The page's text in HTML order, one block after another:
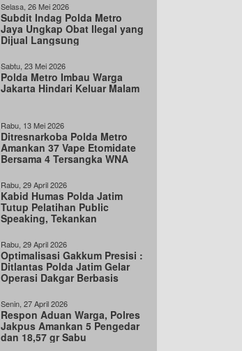
Selasa, 26 Mei 2026
Subdit Indag Polda Metro
Jaya Ungkap Obat Ilegal yang
Dijual Langsung
Sabtu, 23 Mei 2026
Polda Metro Imbau Warga
Jakarta Hindari Keluar Malam
Rabu, 13 Mei 2026
Ditresnarkoba Polda Metro
Amankan 37 Vape Etomidate
Bersama 4 Tersangka WNA
Rabu, 29 April 2026
Kabid Humas Polda Jatim
Tutup Pelatihan Public
Speaking, Tekankan
Transparan
Rabu, 29 April 2026
Optimalisasi Gakkum Presisi :
Ditlantas Polda Jatim Gelar
Operasi Dakgar Berbasis
Senin, 27 April 2026
Respon Aduan Warga, Polres
Jakpus Amankan 5 Pengedar
dan 18,57 gr Sabu